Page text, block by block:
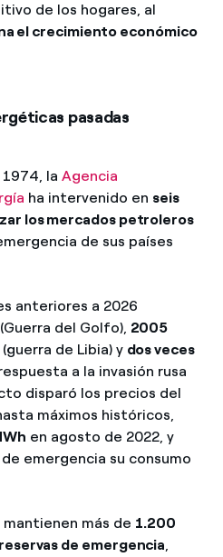
de los hogares, al
el crecimiento económico
pasadas
la Agencia
ha intervenido en seis
los mercados petroleros
de sus países
anteriores a 2026
(Guerra del Golfo), 2005
(guerra de Libia) y dos veces
a la invasión rusa
disparó los precios del
máximos históricos,
en agosto de 2022, y
emergencia su consumo
mantienen más de 1.200
de emergencia,